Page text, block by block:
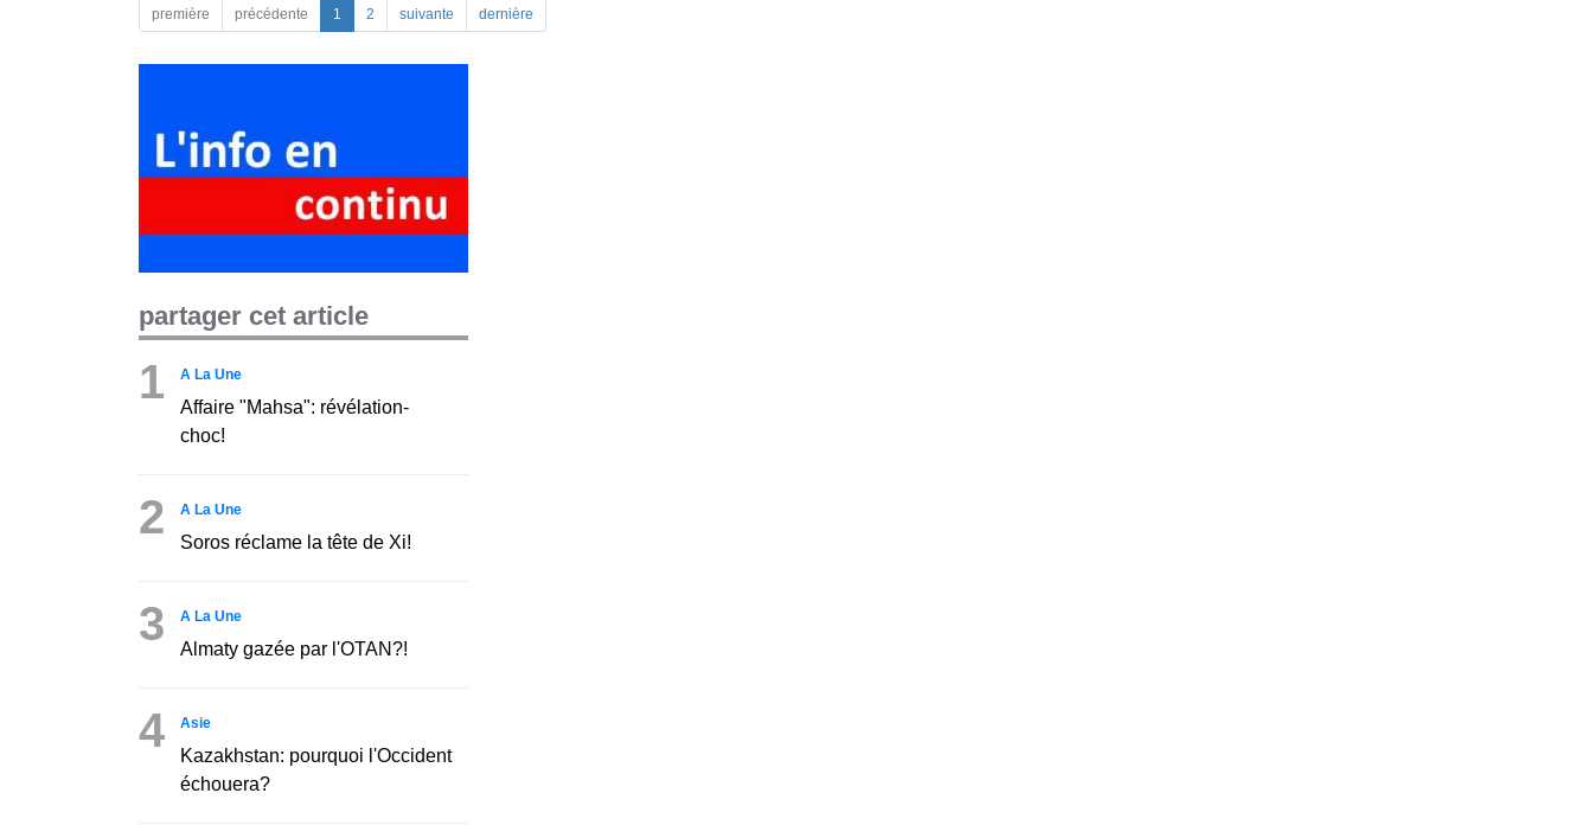
première précédente 1 2 suivante dernière
partager cet article
1 A La Une
Affaire "Mahsa": révélation-
choc!
2 A La Une
Soros réclame la tête de Xi!
3 A La Une
Almaty gazée par l'OTAN?!
4 Asie
Kazakhstan: pourquoi l'Occident
échouera?